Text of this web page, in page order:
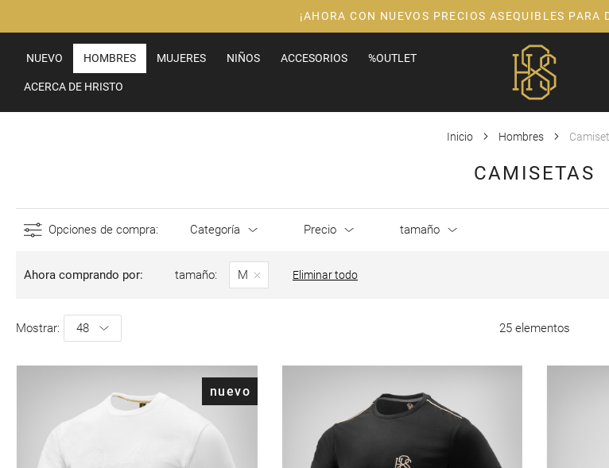
al
contenido
¡AHORA CON NUEVOS PRECIOS ASEQUIBLES PARA
NUEVO HOMBRES MUJERES NIÑOS ACCESORIOS %OUTLET
ACERCA DE HRISTO
Inicio Hombres
CAMISETAS
Opciones de compra Categoría Precio tamaño
Ahora comprando por tamaño M Eliminar todo
Mostrar 25 elementos
nuevo